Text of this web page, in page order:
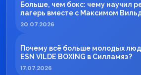
Больше, чем бокс: чему научил
лагерь вместе с Максимом
20.07.2026
Почему всё больше молодых
ESN VILDE BOXING в Силламяэ?
17.07.2026